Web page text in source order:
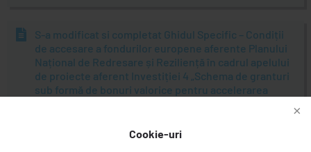
Cookie-uri
S-a modificat si completat Ghidul Specific – Condiții
de accesare a fondurilor europene aferente Planului
Național de Redresare și Reziliență în cadrul apelului
de proiecte aferent Investiției 4 „Schema de granturi
sub formă de bonuri valorice pentru accelerarea